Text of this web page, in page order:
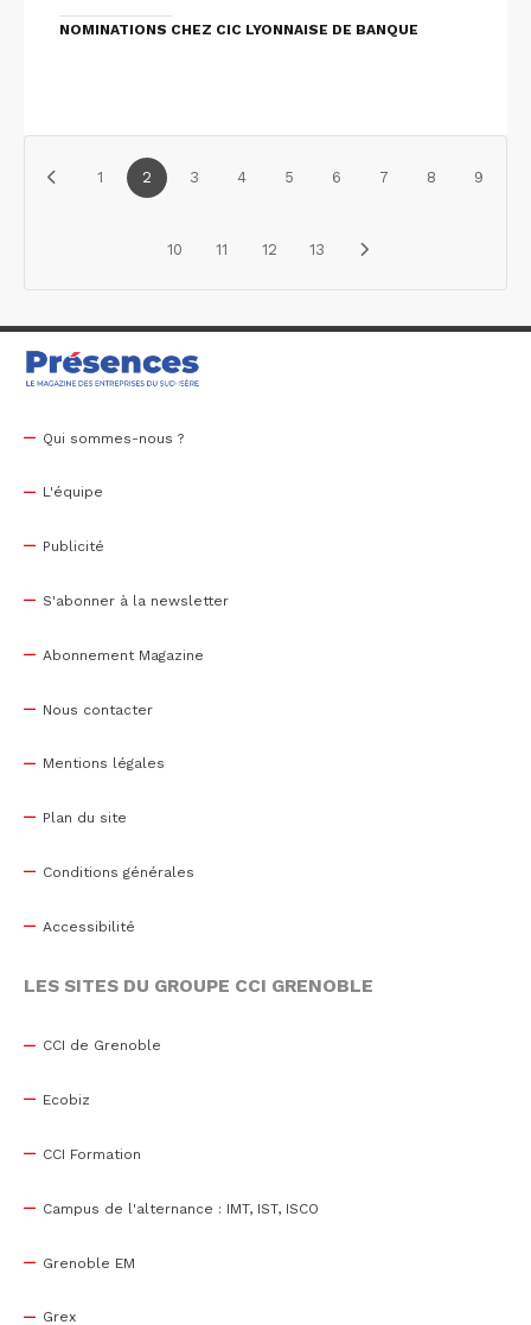
NOMINATIONS CHEZ CIC LYONNAISE DE BANQUE
1 2 3 4 5 6 7 8 9
10 11 12 13
Qui sommes-nous ?
L'équipe
Publicité
S'abonner à la newsletter
Abonnement Magazine
Nous contacter
Mentions légales
Plan du site
Conditions générales
Accessibilité
LES SITES DU GROUPE CCI GRENOBLE
CCI de Grenoble
Ecobiz
CCI Formation
Campus de l'alternance : IMT, IST, ISCO
Grenoble EM
Grex